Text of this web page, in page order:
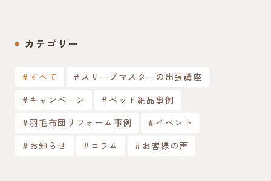
カテゴリー
すべて
スリープマスターの出張講座
キャンペーン
ベッド納品事例
羽毛布団リフォーム事例
イベント
お知らせ
コラム お客様の声